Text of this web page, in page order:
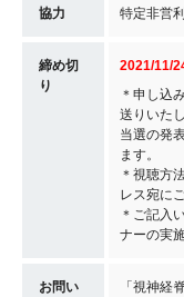
協力 特定非営
締め切
り
2021/11/
＊申し込
送りいた
当選の発
ます。
＊視聴方
レス宛に
＊ご記入
ナーの実
お問い
「視神経